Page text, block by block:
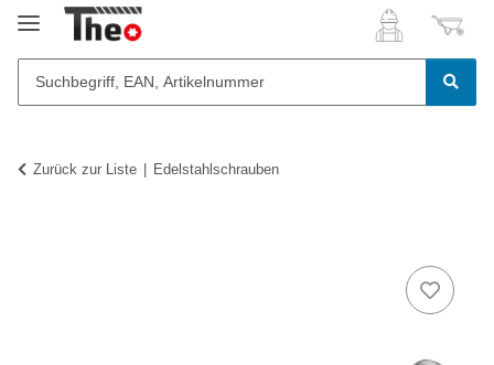
Zurück zur Liste Edelstahlschrauben